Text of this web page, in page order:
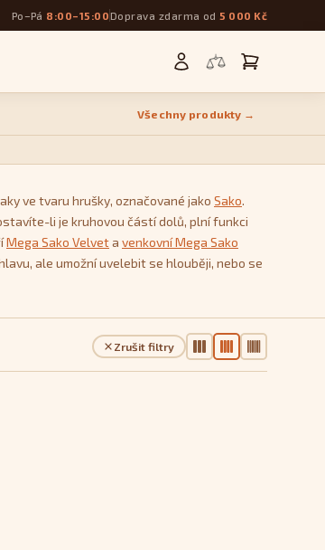
Po–Pá 8:00–15:00Doprava zdarma od 5 000 Kč
Všechny produkty →
ve tvaru hrušky, označované jako Sako.
li je kruhovou částí dolů, plní funkci
Mega Sako Velveta venkovní Mega Sako
ale umožní uvelebit se hlouběji, nebo se
křesla – třeba
Zrušit filtry